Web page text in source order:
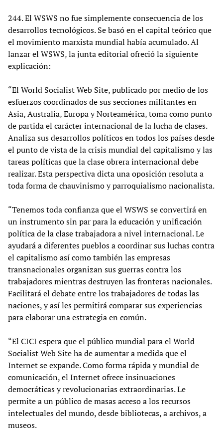
244. El WSWS no fue simplemente consecuencia de los
desarrollos tecnológicos. Se basó en el capital teórico que
el movimiento marxista mundial había acumulado. Al
lanzar el WSWS, la junta editorial ofreció la siguiente
explicación:
“El World Socialist Web Site, publicado por medio de los
esfuerzos coordinados de sus secciones militantes en
Asia, Australia, Europa y Norteamérica, toma como punto
de partida el carácter internacional de la lucha de clases.
Analiza sus desarrollos políticos en todos los países desde
el punto de vista de la crisis mundial del capitalismo y las
tareas políticas que la clase obrera internacional debe
realizar. Esta perspectiva dicta una oposición resoluta a
toda forma de chauvinismo y parroquialismo nacionalista.
“Tenemos toda confianza que el WSWS se convertirá en
un instrumento sin par para la educación y unificación
política de la clase trabajadora a nivel internacional. Le
ayudará a diferentes pueblos a coordinar sus luchas contra
el capitalismo así como también las empresas
transnacionales organizan sus guerras contra los
trabajadores mientras destruyen las fronteras nacionales.
Facilitará el debate entre los trabajadores de todas las
naciones, y así les permitirá comparar sus experiencias
para elaborar una estrategia en común.
“El CICI espera que el público mundial para el World
Socialist Web Site ha de aumentar a medida que el
Internet se expande. Como forma rápida y mundial de
comunicación, el Internet ofrece insinuaciones
democráticas y revolucionarias extraordinarias. Le
permite a un público de masas acceso a los recursos
intelectuales del mundo, desde bibliotecas, a archivos, a
museos.